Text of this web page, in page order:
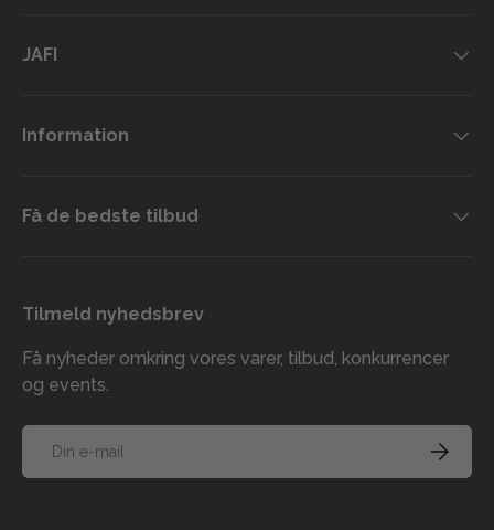
JAFI
Information
Få de bedste tilbud
Tilmeld nyhedsbrev
Få nyheder omkring vores varer, tilbud, konkurrencer
og events.
TILMELD